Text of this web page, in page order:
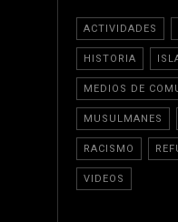
ACTIVIDADES
HISTORIA
MEDIOS DE
MUSULMANES
RACISMO
VIDEOS